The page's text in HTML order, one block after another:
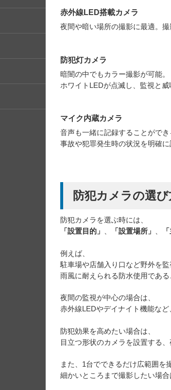
赤外線LED搭載カメラ
夜間や暗い場所の撮影に最適。撮
防犯灯カメラ
暗闇の中でもカラー撮影が可能。
ホワイトLEDが点滅し、監視と威
マイク内蔵カメラ
音声も一緒に記録することができ
事故や犯罪発生時の状況を明確に
防犯カメラの選び
防犯カメラを選ぶ時には、
「設置目的」 「設置場所」
例えば、
駐車場や店舗入り口など野外を監
雨風に耐えられる防水使用である
夜間の監視が中心の場合は、
赤外線LEDやデイナイト機能な
防犯効果を高めたい場合は、
目立つ形状のカメラを設置する
また、1台でできるだけ広範囲を
細かいところまで撮影したい場